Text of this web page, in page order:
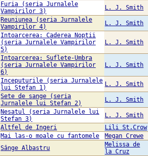
Furia (seria Jurnalele
Vampirilor 3)
L. J. Smith
Reuniunea (seria Jurnalele
Vampirilor 4)
L. J. Smith
Intoarcerea: Caderea Noptii
(seria Jurnalele Vampirilor
5)
L. J. Smith
Intoarcerea: Suflete-Umbra
(seria Jurnalele Vampirilor
6)
L. J. Smith
Inceputurile (seria Jurnalele
lui Stefan 1)
L. J. Smith
Sete de sange (seria
Jurnalele lui Stefan 2)
L. J. Smith
Nesatul (seria Jurnalele lui
Stefan 3)
L. J. Smith
Altfel de Ingeri
Lili St.Crow
Mai las-o moale cu fantomele
Megan Crewe
Sânge Albastru
Melissa de
la Cruz